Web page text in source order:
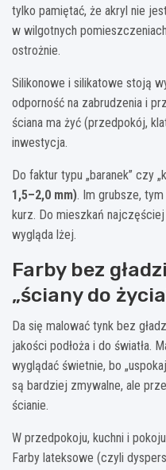
tylko pamiętać, że akryl nie
w wilgotnych
ostrożnie.
Silikonowe i silikatowe stoją
odporność na zabrudzenia i
ściana ma żyć (przedpokój,
inwestycja.
Do faktur typu „baranek” czy
1,5–2,0 mm). Im grubsze,
kurz. Do mieszkań
wygląda lżej.
Farby bez
„ściany do
Da się malować tynk bez
jakości podłoża i do światła.
wyglądać świetnie, bo
są bardziej zmywalne, ale
ścianie.
W przedpokoju, kuchni i
Farby lateksowe (czyli